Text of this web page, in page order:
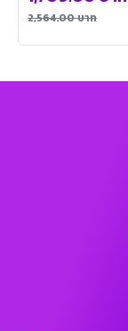
2,564.00บาท